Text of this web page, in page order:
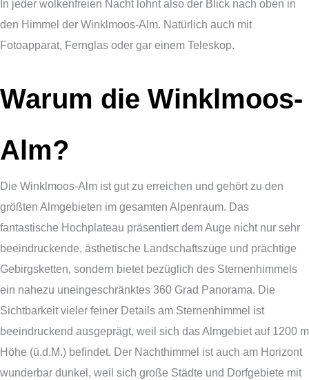
In jeder wolkenfreien Nacht lohnt also der Blick nach oben in
den Himmel der Winklmoos-Alm. Natürlich auch mit
Fotoapparat, Fernglas oder gar einem Teleskop.
Warum die Winklmoos-
Alm?
Die Winklmoos-Alm ist gut zu erreichen und gehört zu den
größten Almgebieten im gesamten Alpenraum. Das
fantastische Hochplateau präsentiert dem Auge nicht nur sehr
beeindruckende, ästhetische Landschaftszüge und prächtige
Gebirgsketten, sondern bietet bezüglich des Sternenhimmels
ein nahezu uneingeschränktes 360 Grad Panorama. Die
Sichtbarkeit vieler feiner Details am Sternenhimmel ist
beeindruckend ausgeprägt, weil sich das Almgebiet auf 1200 m
Höhe (ü.d.M.) befindet. Der Nachthimmel ist auch am Horizont
wunderbar dunkel, weil sich große Städte und Dorfgebiete mit